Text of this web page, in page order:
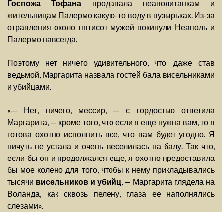
Госпожа Тофана продавала неаполитанкам и
жительницам Палермо какую-то воду в пузырьках. Из-за
отравления около пятисот мужей покинули Неаполь и
Палермо навсегда.
Поэтому нет ничего удивительного, что, даже став
ведьмой, Маргарита назвала гостей бала висельниками
и убийцами.
«— Нет, ничего, мессир, — с гордостью ответила
Маргарита, — кроме того, что если я еще нужна вам, то я
готова охотно исполнить все, что вам будет угодно. Я
ничуть не устала и очень веселилась на балу. Так что,
если бы он и продолжался еще, я охотно предоставила
бы мое колено для того, чтобы к нему прикладывались
тысячи висельников и убийц, — Маргарита глядела на
Воланда, как сквозь пелену, глаза ее наполнялись
слезами».